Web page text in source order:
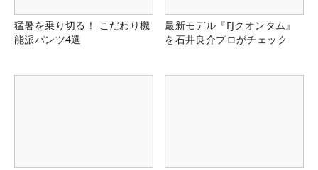
猛暑を乗り切る！ こだわり機
能派パンツ4選
最新モデル『FJクオンタム』
を石井良介プロがチェック